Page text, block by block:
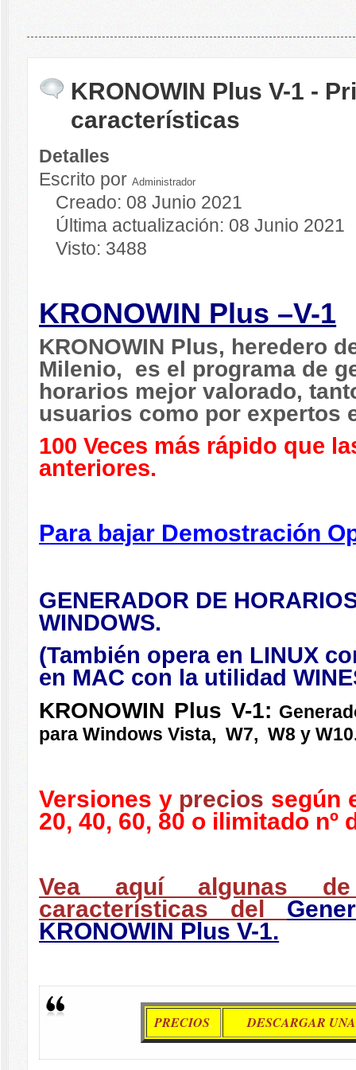
KRONOWIN Plus V-1 -
características
Detalles
Escrito porAdministrador
Creado: 08 Junio 2021
Última actualización: 08 Junio 2021
Visto: 3488
KRONOWIN Plus –V-1
KRONOWIN Plus, heredero
Milenio, es el programa de
horarios mejor valorado,
usuarios como por expertos
100 Veces más rápido que
anteriores.
Para bajar Demostración
GENERADOR DE
WINDOWS.
(También opera en LINUX
en MAC con la utilidad
KRONOWIN Plus V-1:
para Windows Vista, W7, W8 y
Versiones y precios según
20, 40, 60, 80 o ilimitado nº
Vea aquí algunas
características del
KRONOWIN Plus V-1.
PRECIOS. DESCARGAR